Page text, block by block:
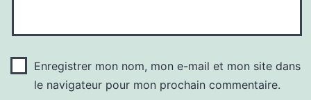
Enregistrer mon nom, mon e-mail et mon site dans
le navigateur pour mon prochain commentaire.